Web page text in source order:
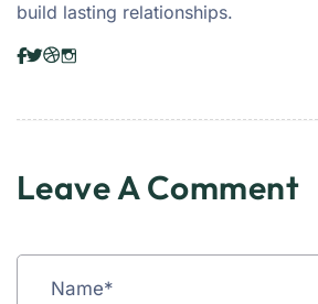
build lasting relationships.
Leave A Comment